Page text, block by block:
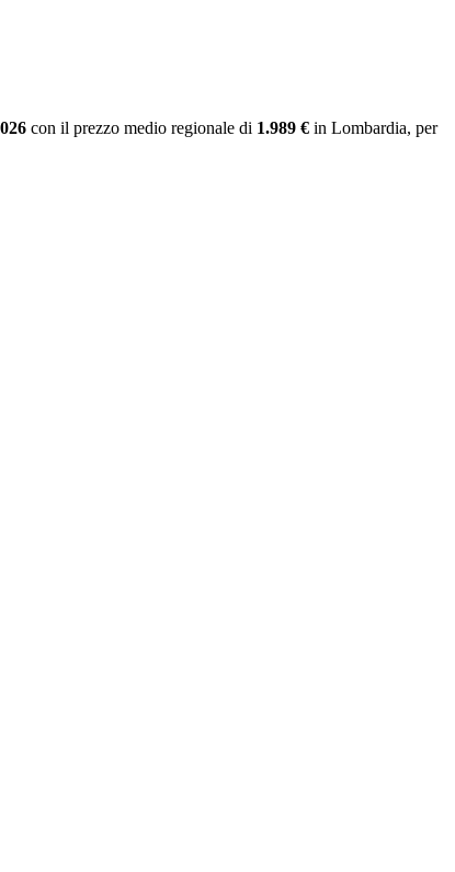
con il prezzo medio regionale di 1.989 € in Lombardia, per